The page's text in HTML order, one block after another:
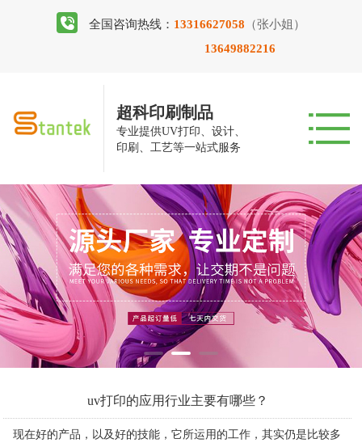
全国咨询热线： 13316627058 （张小姐）
13649882216
超科印刷制品
专业提供UV打印、设计、
印刷、工艺等一站式服务
uv打印的应用行业主要有哪些？
现在好的产品，以及好的技能，它所运用的工作，其实仍是比较多